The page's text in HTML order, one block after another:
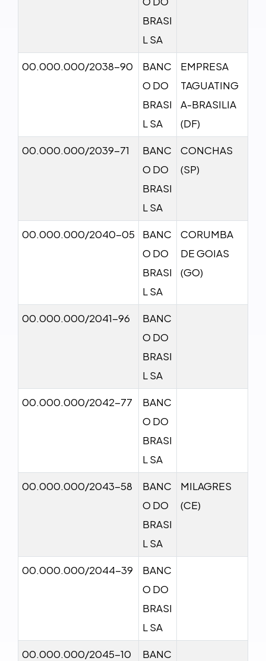
BRASI
L SA
00.000.000/2038-90
BANC
O DO
BRASI
L SA
EMPRESA
TAGUATING
A-BRASILIA
(DF)
00.000.000/2039-71
BANC
O DO
BRASI
L SA
CONCHAS
(SP)
00.000.000/2040-05
BANC
O DO
BRASI
L SA
CORUMBA
DE GOIAS
(GO)
00.000.000/2041-96
BANC
O DO
BRASI
L SA
00.000.000/2042-77
BANC
O DO
BRASI
L SA
00.000.000/2043-58
BANC
O DO
BRASI
L SA
MILAGRES
(CE)
00.000.000/2044-39
BANC
O DO
BRASI
L SA
00.000.000/2045-10
BANC